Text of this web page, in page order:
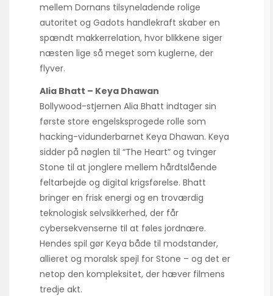
mellem Dornans tilsyneladende rolige
autoritet og Gadots handlekraft skaber en
spændt makkerrelation, hvor blikkene siger
næsten lige så meget som kuglerne, der
flyver.
Alia Bhatt – Keya Dhawan
Bollywood-stjernen Alia Bhatt indtager sin
første store engelsksprogede rolle som
hacking-vidunderbarnet Keya Dhawan. Keya
sidder på nøglen til “The Heart” og tvinger
Stone til at jonglere mellem hårdtslående
feltarbejde og digital krigsførelse. Bhatt
bringer en frisk energi og en troværdig
teknologisk selvsikkerhed, der får
cybersekvenserne til at føles jordnære.
Hendes spil gør Keya både til modstander,
allieret og moralsk spejl for Stone – og det er
netop den kompleksitet, der hæver filmens
tredje akt.